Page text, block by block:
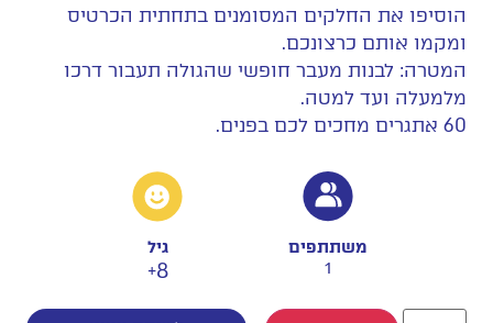
הוסיפו את החלקים המסומנים בתחתית הכרטיס
ומקמו אותם כרצונכם.
המטרה: לבנות מעבר חופשי שהגולה תעבור דרכו
מלמעלה ועד למטה.
60 אתגרים מחכים לכם בפנים.
משתתפים
1
גיל
8+